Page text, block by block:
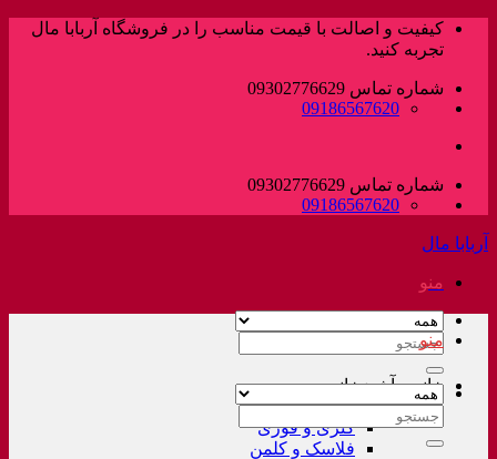
پرش
کیفیت و اصالت با قیمت مناسب را در فروشگاه آربابا مال
تجربه کنید.
شماره تماس 09302776629
09186567620
شماره تماس 09302776629
09186567620
آربابا مال
منو
جستجو
خانه و آشپزخانه
لوازم خانگی غیر برقی
کتری و قوری
فلاسک و کلمن
منو
جستجو